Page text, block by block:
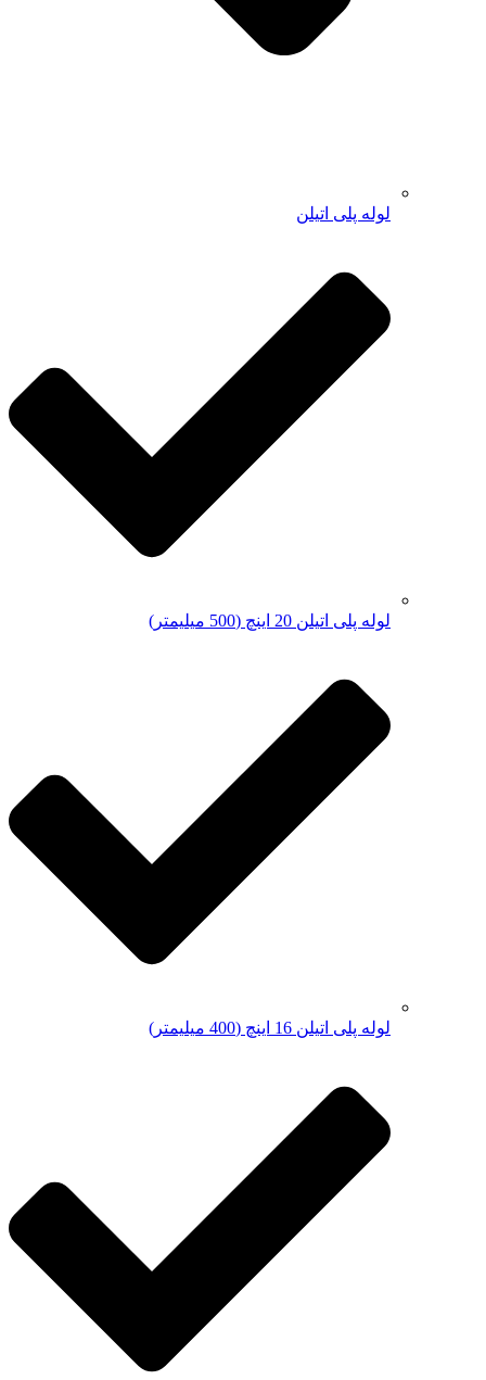
لوله پلی اتیلن
لوله پلی اتیلن 20 اینچ (500 میلیمتر)
لوله پلی اتیلن 16 اینچ (400 میلیمتر)